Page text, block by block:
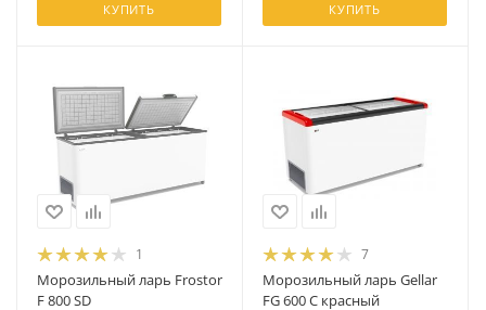
КУПИТЬ КУПИТЬ
1
Морозильный ларь Frostor
F 800 SD
7
Морозильный ларь Gellar
FG 600 C красный